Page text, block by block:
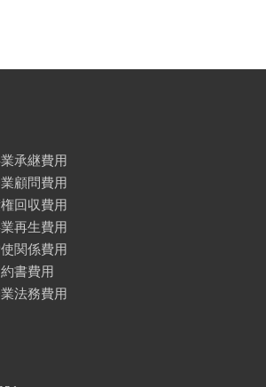
承継費用
顧問費用
回収費用
再生費用
関係費用
書費用
法務費用